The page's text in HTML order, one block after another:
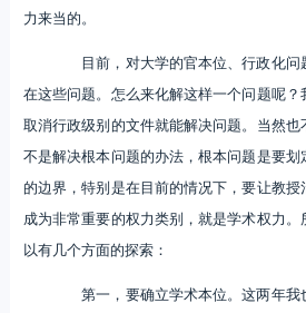
力来当的。
目前，对大学的官本位、行政化问
在这些问题。怎么来化解这样一个问题呢
取消行政级别的文件就能解决问题。当然
不是解决根本问题的办法，根本问题是要
的边界，特别是在目前的情况下，要让教
成为非常重要的权力类别，就是学术权力
以有几个方面的探索：
第一，要确立学术本位。这两年我